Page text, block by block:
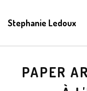
Stephanie Ledoux
PAPER